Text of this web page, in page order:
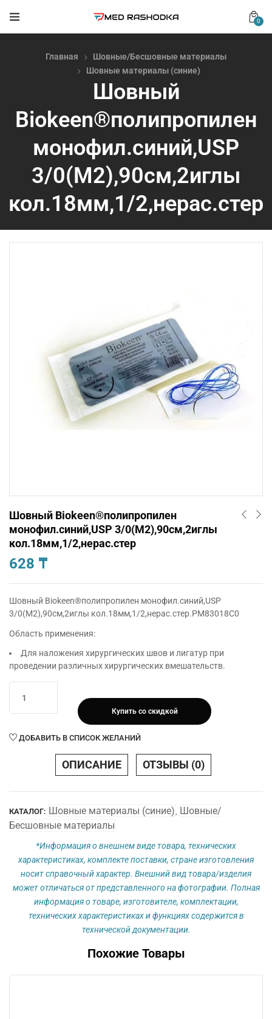
0
Главная
Шовные/Бесшовные материалы
Шовные материалы (синие)
Шовный
Biokeen®полипропилен
монофил.синий,USP
3/0(М2),90см,2иглы
кол.18мм,1/2,нерас.стер
Шовный Biokeen®полипропилен
монофил.синий,USP 3/0(М2),90см,2иглы
кол.18мм,1/2,нерас.стер
628 ₸
Шовный Biokeen®полипропилен монофил.синий,USP
3/0(М2),90см,2иглы кол.18мм,1/2,нерас.стер.РМ83018C0
Область применения:
Для наложения хирургических швов и лигатур при
проведении различных хирургических вмешательств.
товара
Шовный
монофил.синий,USP
Купить со скидкой
ДОБАВИТЬ В СПИСОК ЖЕЛАНИЙ
ОПИСАНИЕ ОТЗЫВЫ (0)
КАТАЛОГ: Шовные материалы (синие), Шовные/
Бесшовные материалы
*Информация о внешнем виде товара, технических
характеристиках, комплекте поставки, стране изготовления
носит справочный характер. Внешний вид товара/изделия
может отличаться от представленного на фотографии. Полная
информация о товаре, изготовителе, комплектации,
технических характеристиках и функциях содержится в
технической документации.
Похожие Товары